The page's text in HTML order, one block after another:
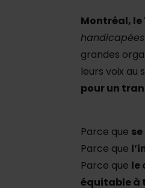
Montréal, le
handicapées
grandes
leurs voix au
pour un
Parce que
Parce que
Parce que le
équitable à